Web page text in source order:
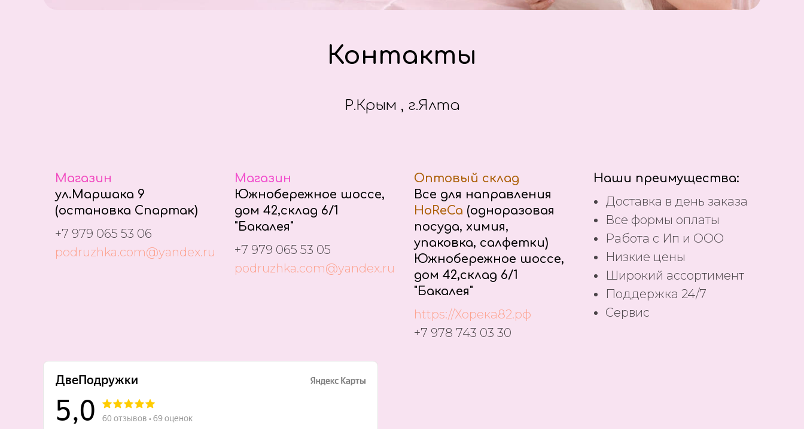
Контакты
Р.Крым , г.Ялта
Магазин
ул.Маршака 9
(остановка Спартак)
+7 979 065 53 06
podruzhka.com@yandex.ru
Магазин
Южнобережное шоссе,
дом 42,склад 6/1
"Бакалея"
+7 979 065 53 05
podruzhka.com@yandex.ru
Оптовый склад
Все для направления
HoReCa (одноразовая
посуда, химия,
упаковка, салфетки)
Южнобережное шоссе,
дом 42,склад 6/1
"Бакалея"
https://Хорека82.рф
+7 978 743 03 30
Наши преимущества:
Доставка в день заказа
Все формы оплаты
Работа с Ип и ООО
Низкие цены
Широкий ассортимент
Поддержка 24/7
Сервис